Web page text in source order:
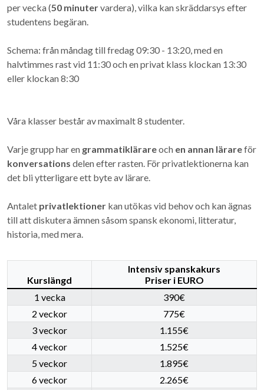
per vecka (50 minutervardera), vilka kan skräddarsys efter
studentens begäran.
Schema: från måndag till fredag 09:30 - 13:20, med en
halvtimmes rast vid 11:30 och en privat klass klockan 13:30
eller klockan 8:30
Våra klasser består av maximalt 8 studenter.
Varje grupp har en grammatiklärareoch en annan lärareför
konversations delen efter rasten. För privatlektionerna kan
det bli ytterligare ett byte av lärare.
Antalet privatlektioner kan utökas vid behov och kan ägnas
till att diskutera ämnen såsom spansk ekonomi, litteratur,
historia, med mera.
Kurslängd
Intensiv spanskakurs
Priser i EURO
1 vecka
390€
2 veckor
775€
3 veckor
1.155€
4 veckor
1.525€
5 veckor
1.895€
6 veckor
2.265€